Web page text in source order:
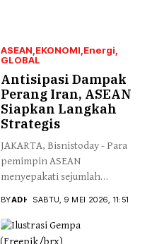
ASEAN EKONOMI Energi
GLOBAL
Antisipasi Dampak
Perang Iran, ASEAN
Siapkan Langkah
Strategis
JAKARTA, Bisnistoday - Para
pemimpin ASEAN
menyepakati sejumlah
BYADI SABTU, 9 MEI 2026, 11:51